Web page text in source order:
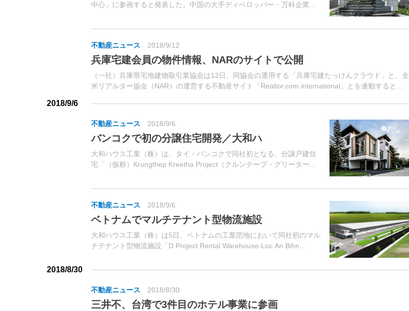
中心」に参画すると発表した。中国の大手ディベロッパー・万科企業と
不動産ニュース 2018/9/12
兵庫宅建会員の物件情報、NARのサイトで公開
（一社）兵庫県宅地建物取引業協会は12日、同協会の運用する「兵庫宅建たっけんクラウド」と、全
米リアルター協会（NAR）の運営する不動産サイト「Realtor.com international」とを連動すると発
2018/9/6
不動産ニュース 2018/9/6
バンコクで初の分譲住宅開発／大和ハ
大和ハウス工業（株）は、タイ・バンコクで同社初となる、分譲戸建住
宅「（仮称）Krungthep Kreetha Project（クルンテープ・グリーター・
不動産ニュース 2018/9/6
ベトナムでマルチテナント型物流施設
大和ハウス工業（株）は5日、ベトナムの工業団地において同社初のマル
チテナント型物流施設「D Project Rental Warehouse-Loc An Bihn
2018/8/30
不動産ニュース 2018/8/30
三井不、台湾で3件目のホテル事業に参画